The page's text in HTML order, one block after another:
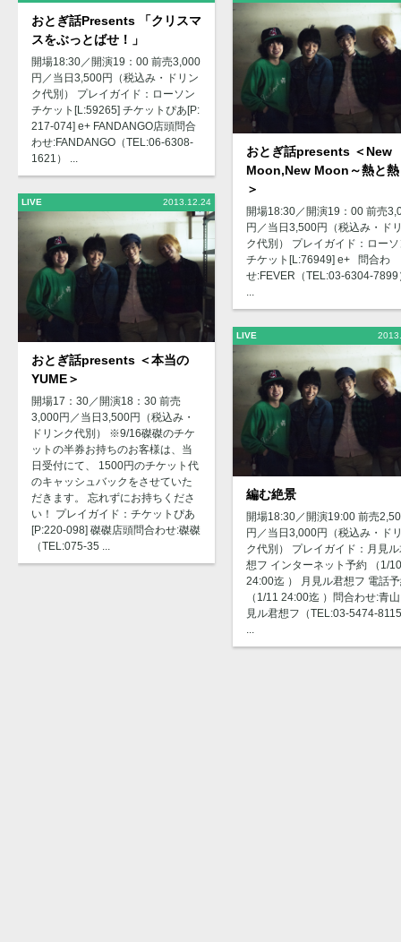
おとぎ話Presents 「クリスマ
スをぶっとばせ！」
開場18:30／開演19：00 前売3,000
円／当日3,500円（税込み・ドリン
ク代別） プレイガイド：ローソン
チケット[L:59265] チケットぴあ[P:
217-074] e+ FANDANGO店頭問合
わせ:FANDANGO（TEL:06-6308-
1621） ...
LIVE 2013.12.24
おとぎ話presents ＜本当の
YUME＞
開場17：30／開演18：30 前売
3,000円／当日3,500円（税込み・
ドリンク代別） ※9/16磔磔のチケ
ットの半券お持ちのお客様は、当
日受付にて、 1500円のチケット代
のキャッシュバックをさせていた
だきます。 忘れずにお持ちくださ
い！ プレイガイド：チケットぴあ
[P:220-098] 磔磔店頭問合わせ:磔磔
（TEL:075-35 ...
おとぎ話presents ＜New
Moon,New Moon～熱と熱
＞
開場18:30／開演19：00 前売
円／当日3,500円（税込み・ド
ク代別） プレイガイド：ロー
チケット[L:76949] e+ 問合わ
せ:FEVER（TEL:03-6304-7899
...
LIVE
編む絶景
開場18:30／開演19:00 前売
円／当日3,000円（税込み・ド
ク代別） プレイガイド：月見
想フ インターネット予約 （1/10
24:00迄 ） 月見ル君想フ 電話
（1/11 24:00迄 ）問合わせ:青
見ル君想フ（TEL:03-5474-
...